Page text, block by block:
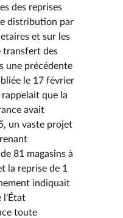
des reprises
distribution par
et sur les
transfert des
une précédente
le 17 février
que la
avait
un vaste projet
81 magasins à
la reprise de 1
indiquait
l'État
toute